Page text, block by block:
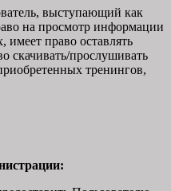
выступающий как
на просмотр информации
имеет право оставлять
скачивать/прослушивать
тренингов,